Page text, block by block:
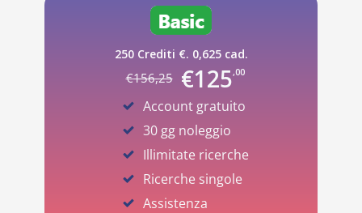
250 Crediti €. 0,625 cad.
€156,25 €125,00
Account gratuito
30 gg noleggio
Illimitate ricerche
Ricerche singole
Assistenza